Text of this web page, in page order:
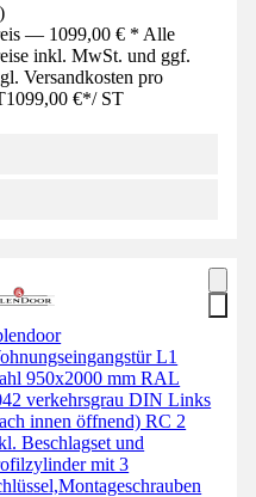
)
— 1099,00 € * Alle
inkl. MwSt. und ggf.
Versandkosten pro
1099,00 €*/ ST
L1
950x2000 mm RAL
verkehrsgrau DIN Links
innen öffnend) RC 2
Beschlagset und
mit 3